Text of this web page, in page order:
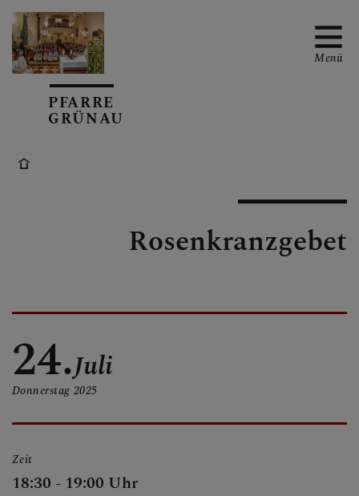
GRUPPEN
PFARRE - KIRCHE
PFARRE
GRÜNAU
Menü
Rosenkranzgebet
24.
Donnerstag
Juli
2025
Zeit
18:30 - 19:00 Uhr